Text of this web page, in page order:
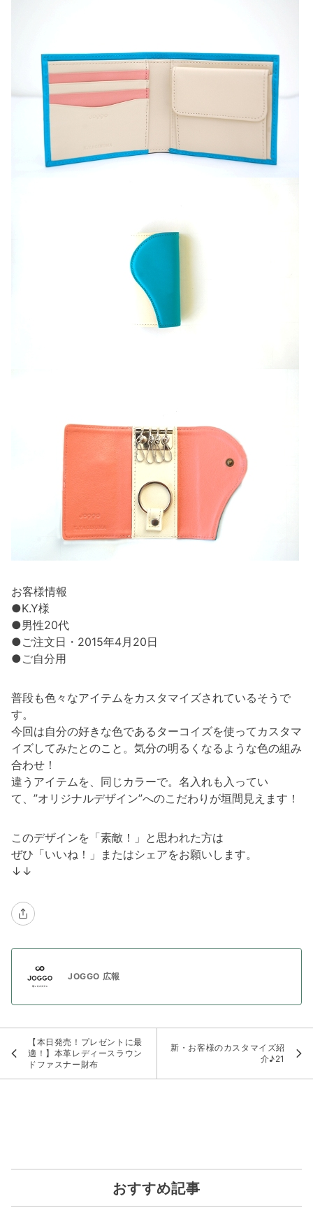
お客様情報
●K.Y様
●男性20代
●ご注文日・2015年4月20日
●ご自分用
普段も色々なアイテムをカスタマイズされているそうで
す。
今回は自分の好きな色であるターコイズを使ってカスタマ
イズしてみたとのこと。気分の明るくなるような色の組み
合わせ！
違うアイテムを、同じカラーで。名入れも入ってい
て、”オリジナルデザイン”へのこだわりが垣間見えます！
このデザインを「素敵！」と思われた方は
ぜひ「いいね！」またはシェアをお願いします。
↓↓
JOGGO 広報
【本日発売！プレゼントに最
適！】本革レディースラウン
ドファスナー財布
新・お客様のカスタマイズ紹
介♪21
おすすめ記事